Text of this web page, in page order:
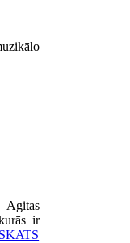
Agitas
ir